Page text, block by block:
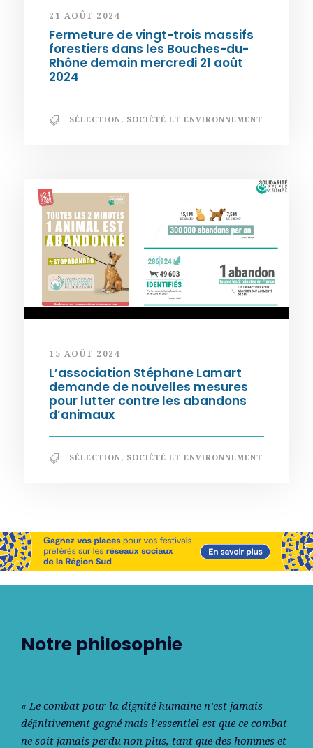
21 AOÛT 2024
Fermeture de vingt-trois massifs
forestiers dans les Bouches-du-
Rhône demain mercredi 21 août
2024
SÉLECTION, SOCIÉTÉ ET ENVIRONNEMENT
15 AOÛT 2024
L’association Stéphane Lamart
demande de nouvelles mesures
pour lutter contre les abandons
d’animaux
SÉLECTION, SOCIÉTÉ ET ENVIRONNEMENT
Notre philosophie
« Le combat pour la dignité humaine n’est jamais
déﬁnitivement gagné mais l’essentiel est que ce combat
ne soit jamais perdu non plus, tant que des hommes et